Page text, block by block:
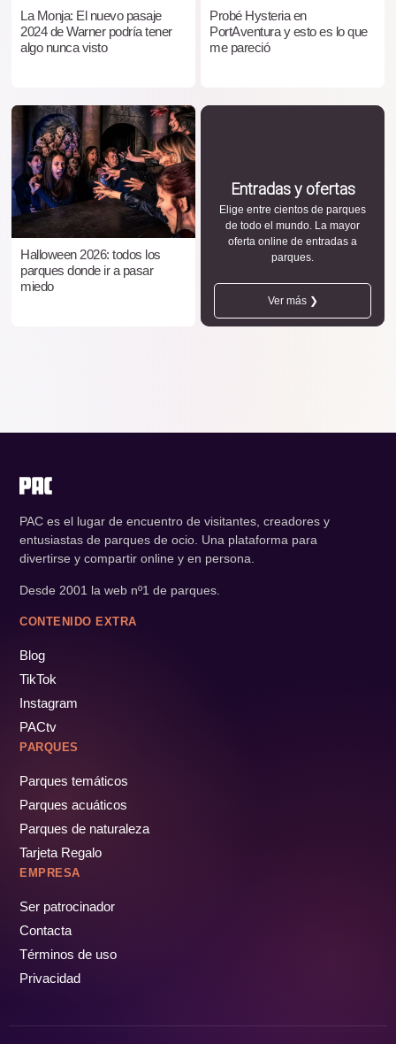
La Monja: El nuevo pasaje
2024 de Warner podría tener
algo nunca visto
Probé Hysteria en
PortAventura y esto es lo que
me pareció
Halloween 2026: todos los
parques donde ir a pasar
miedo
Entradas y ofertas
Elige entre cientos de parques
de todo el mundo. La mayor
oferta online de entradas a
parques.
Ver más ❯
PAC es el lugar de encuentro de visitantes, creadores y
entusiastas de parques de ocio. Una plataforma para
divertirse y compartir online y en persona.
Desde 2001 la web nº1 de parques.
CONTENIDO EXTRA
Blog
TikTok
Instagram
PACtv
PARQUES
Parques temáticos
Parques acuáticos
Parques de naturaleza
Tarjeta Regalo
EMPRESA
Ser patrocinador
Contacta
Términos de uso
Privacidad